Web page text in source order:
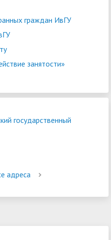
граждан ИвГУ
занятости»
государственный
адреса